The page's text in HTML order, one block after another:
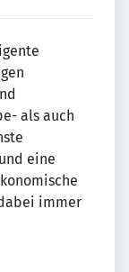
als auch
eine
immer